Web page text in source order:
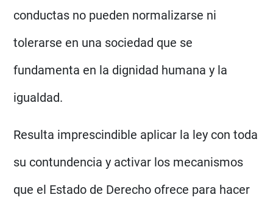
conductas no pueden normalizarse ni
tolerarse en una sociedad que se
fundamenta en la dignidad humana y la
igualdad.
Resulta imprescindible aplicar la ley con toda
su contundencia y activar los mecanismos
que el Estado de Derecho ofrece para hacer